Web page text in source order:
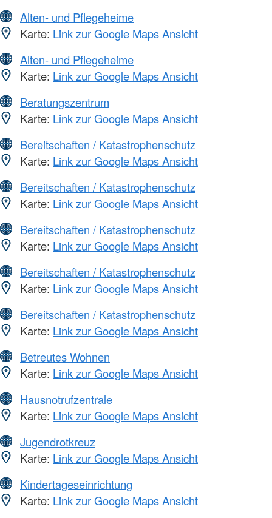
Alten- und Pflegeheime
Karte: Link zur Google Maps Ansicht
Alten- und Pflegeheime
Karte: Link zur Google Maps Ansicht
Beratungszentrum
Karte: Link zur Google Maps Ansicht
Bereitschaften / Katastrophenschutz
Karte: Link zur Google Maps Ansicht
Bereitschaften / Katastrophenschutz
Karte: Link zur Google Maps Ansicht
Bereitschaften / Katastrophenschutz
Karte: Link zur Google Maps Ansicht
Bereitschaften / Katastrophenschutz
Karte: Link zur Google Maps Ansicht
Bereitschaften / Katastrophenschutz
Karte: Link zur Google Maps Ansicht
Betreutes Wohnen
Karte: Link zur Google Maps Ansicht
Hausnotrufzentrale
Karte: Link zur Google Maps Ansicht
Jugendrotkreuz
Karte: Link zur Google Maps Ansicht
Kindertageseinrichtung
Karte: Link zur Google Maps Ansicht